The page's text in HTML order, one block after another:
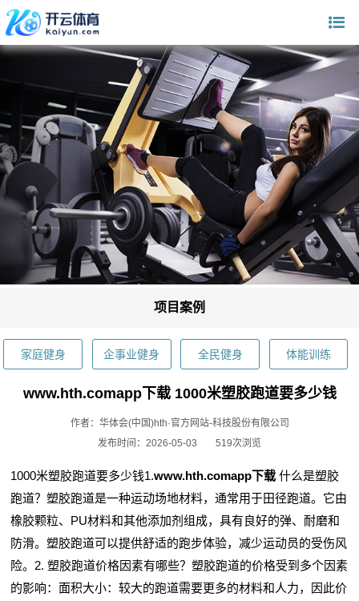
项目案例
家庭健身 企事业健身 全民健身 体能训练
www.hth.comapp下载 1000米塑胶跑道要多少钱
作者：华体会(中国)hth·官方网站-科技股份有限公司
发布时间：2026-05-03
519次浏览
1000米塑胶跑道要多少钱1.www.hth.comapp下载 什么是塑胶
跑道？塑胶跑道是一种运动场地材料，通常用于田径跑道。它由
橡胶颗粒、PU材料和其他添加剂组成，具有良好的弹、耐磨和
防滑。塑胶跑道可以提供舒适的跑步体验，减少运动员的受伤风
险。2. 塑胶跑道价格因素有哪些？塑胶跑道的价格受到多个因素
的影响：面积大小：较大的跑道需要更多的材料和人力，因此价